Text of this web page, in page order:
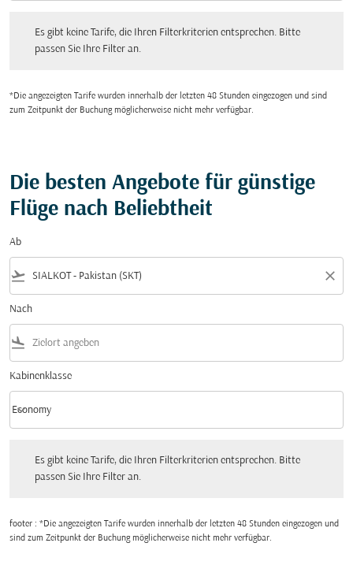
Es gibt keine Tarife, die Ihren Filterkriterien entsprechen. Bitte
passen Sie Ihre Filter an.
*Die angezeigten Tarife wurden innerhalb der letzten 48 Stunden eingezogen und sind
zum Zeitpunkt der Buchung möglicherweise nicht mehr verfügbar.
Die besten Angebote für günstige
Flüge nach Beliebtheit
Ab
flight_takeoff close
Nach
flight_land
Kabinenklasse
Kabinenklasse option Economy Selected
Economy
keyboard_arrow_down
Es gibt keine Tarife, die Ihren Filterkriterien entsprechen. Bitte
passen Sie Ihre Filter an.
footer : *Die angezeigten Tarife wurden innerhalb der letzten 48 Stunden eingezogen und
sind zum Zeitpunkt der Buchung möglicherweise nicht mehr verfügbar.